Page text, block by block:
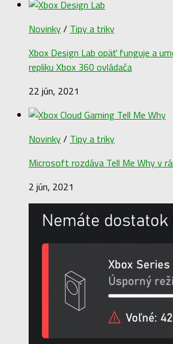
Novinky/ Tipy a triky
Xbox Design Lab opäť funguje a
repliku Xbox 360 ovládača
22 jún, 2021
Novinky/ Tipy a triky
Microsoft rozdáva Tell Me Why v
2 jún, 2021